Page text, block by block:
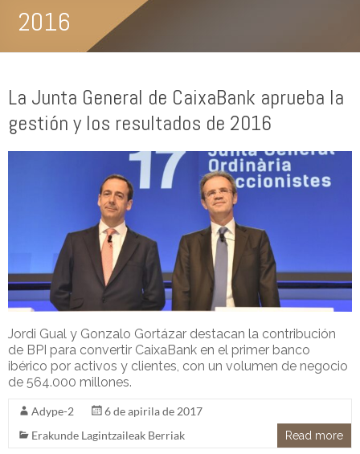
2016
La Junta General de CaixaBank aprueba la
gestión y los resultados de 2016
Jordi Gual y Gonzalo Gortázar destacan la contribución
de BPI para convertir CaixaBank en el primer banco
ibérico por activos y clientes, con un volumen de negocio
de 564.000 millones.
Adype-2
6 de apirila de 2017
Erakunde Lagintzaileak Berriak
Read more